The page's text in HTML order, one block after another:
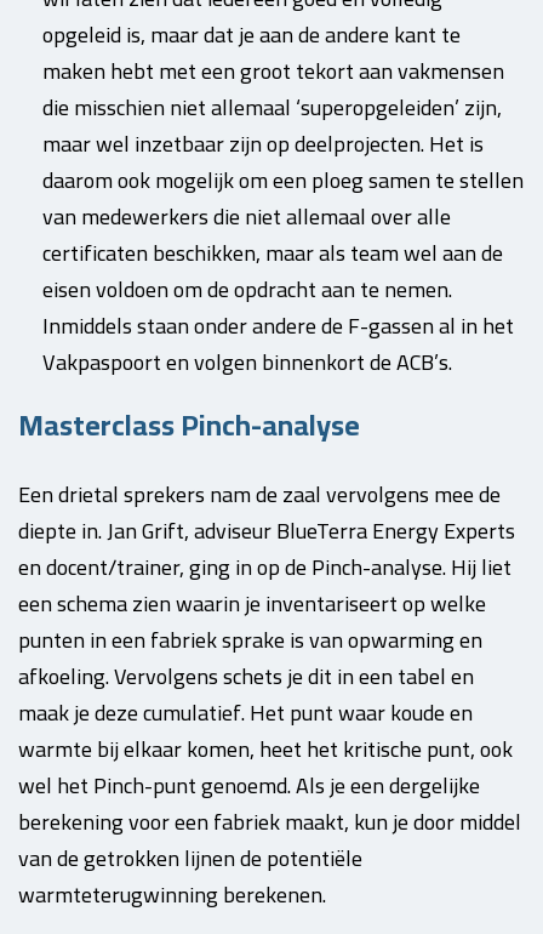
opgeleid is, maar dat je aan de andere kant te
maken hebt met een groot tekort aan vakmensen
die misschien niet allemaal ‘superopgeleiden’ zijn,
maar wel inzetbaar zijn op deelprojecten. Het is
daarom ook mogelijk om een ploeg samen te stellen
van medewerkers die niet allemaal over alle
certificaten beschikken, maar als team wel aan de
eisen voldoen om de opdracht aan te nemen.
Inmiddels staan onder andere de F-gassen al in het
Vakpaspoort en volgen binnenkort de ACB’s.
Masterclass Pinch-analyse
Een drietal sprekers nam de zaal vervolgens mee de
diepte in. Jan Grift, adviseur BlueTerra Energy Experts
en docent/trainer, ging in op de Pinch-analyse. Hij liet
een schema zien waarin je inventariseert op welke
punten in een fabriek sprake is van opwarming en
afkoeling. Vervolgens schets je dit in een tabel en
maak je deze cumulatief. Het punt waar koude en
warmte bij elkaar komen, heet het kritische punt, ook
wel het Pinch-punt genoemd. Als je een dergelijke
berekening voor een fabriek maakt, kun je door middel
van de getrokken lijnen de potentiële
warmteterugwinning berekenen.